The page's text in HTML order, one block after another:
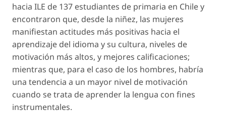
hacia ILE de 137 estudiantes de primaria en Chile y
encontraron que, desde la niñez, las mujeres
manifiestan actitudes más positivas hacia el
aprendizaje del idioma y su cultura, niveles de
motivación más altos, y mejores calificaciones;
mientras que, para el caso de los hombres, habría
una tendencia a un mayor nivel de motivación
cuando se trata de aprender la lengua con fines
instrumentales.